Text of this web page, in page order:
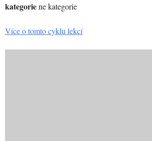
kategoriene kategorie
Více o tomto cyklu lekcí